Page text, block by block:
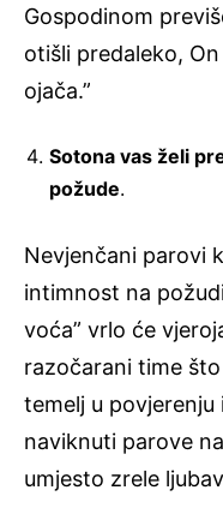
Gospodinom
otišli predaleko,
ojača.”
Sotona vas želi
požude.
Nevjenčani parovi
intimnost na
voća” vrlo će
razočarani time
temelj u
naviknuti parove
umjesto zrele